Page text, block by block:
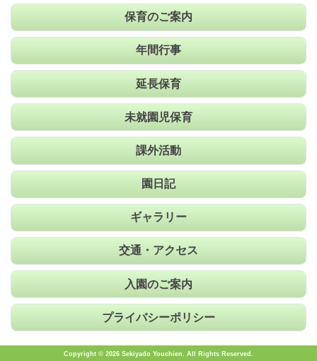
保育のご案内
年間行事
延長保育
未就園児保育
課外活動
園日記
ギャラリー
交通・アクセス
入園のご案内
プライバシーポリシー
Copyright © 2026 Sekiyado Youchien. All Rights Reserved.